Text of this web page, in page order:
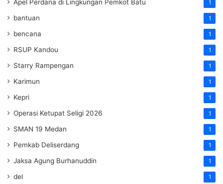
Apel Perdana di Lingkungan Pemkot Batu 1
bantuan 1
bencana 1
RSUP Kandou 1
Starry Rampengan 1
Karimun 1
Kepri 1
Operasi Ketupat Seligi 2026 1
SMAN 19 Medan 1
Pemkab Deliserdang 1
Jaksa Agung Burhanuddin 1
del 1